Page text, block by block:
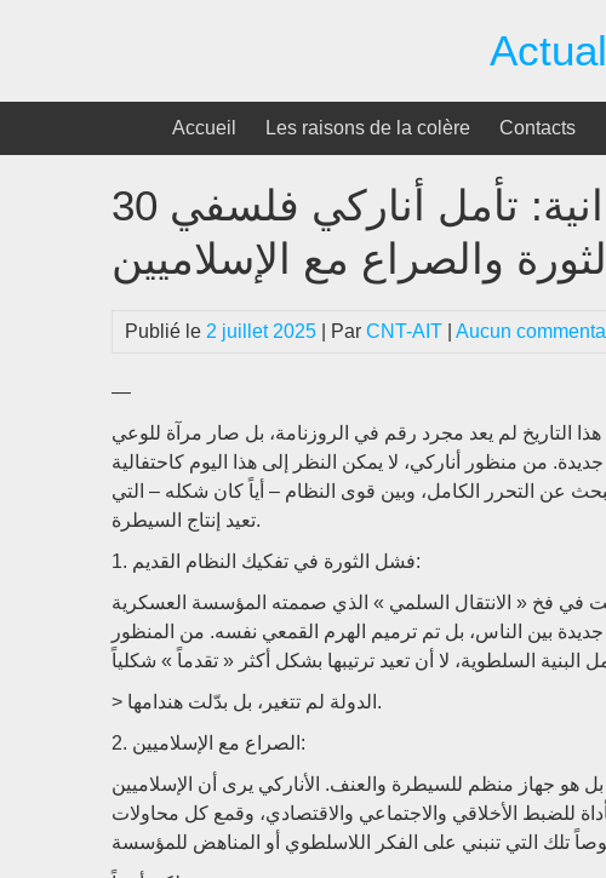
Accueil Les raisons de la colère Contacts
30 يونيو وموكب الثورة السودانية: تأمل أناركي فلسفي
والصراع مع الإسلاميين
Publié le 2 juillet 2025 | Par CNT-AIT Aucun
—
هذا التاريخ لم يعد مجرد رقم في الروزنامة، بل صار مرآة للوعي
من منظور أناركي، لا يمكن النظر إلى هذا اليوم كاحتفالية
عن التحرر الكامل، وبين قوى النظام – أياً كان شكله – التي
تعيد إنتاج السيطرة.
1. فشل الثورة في تفكيك النظام القديم:
في فخ « الانتقال السلمي » الذي صممته المؤسسة العسكرية
جديدة بين الناس، بل تم ترميم الهرم القمعي نفسه. من المنظور
> الدولة لم تتغير، بل بدّلت هندامها.
2. الصراع مع الإسلاميين:
هو جهاز منظم للسيطرة والعنف. الأناركي يرى أن الإسلاميين
للضبط الأخلاقي والاجتماعي والاقتصادي، وقمع كل محاولات